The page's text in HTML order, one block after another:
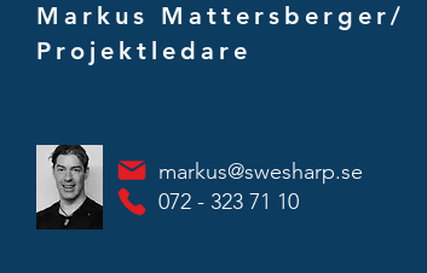
Markus Mattersberger/
Projektledare
markus@swesharp.se
072 - 323 71 10